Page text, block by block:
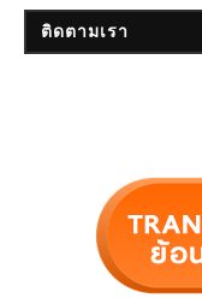
ติดตามเรา